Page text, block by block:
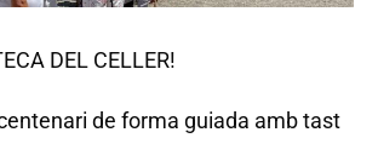
DEL CELLER!
de forma guiada amb tast